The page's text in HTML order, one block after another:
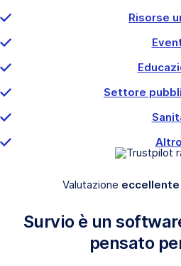
Risorse
Settore
Altro
Valutazione eccellente
Survio è un
pensato